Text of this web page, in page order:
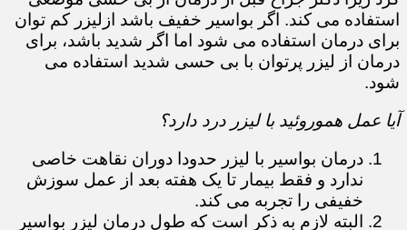
استفاده می کند. اگر بواسیر خفیف باشد ازلیزر کم توان
برای درمان استفاده می شود اما اگر شدید باشد، برای
درمان از لیزر پرتوان با بی حسی شدید استفاده می
شود.
آیا عمل هموروئید با لیزر درد دارد؟
درمان بواسیر با لیزر حدودا دوران نقاهت خاصی
ندارد و فقط بیمار تا یک هفته بعد از عمل سوزش
خفیفی را تجربه می کند.
البته لازم به ذکر است که طول درمان لیزر بواسیر